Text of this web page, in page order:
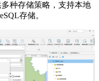
种存储策略，支持本地
存储。